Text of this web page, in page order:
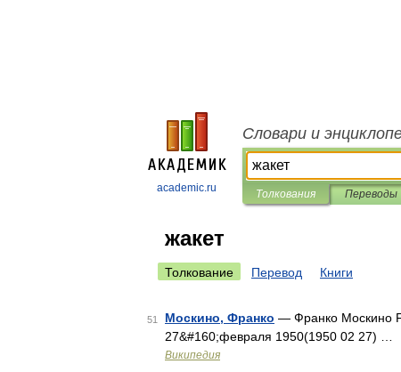
academic.ru
Словари и
Толкования Переводы
жакет
Толкование Перевод Книги
51 Москино, Франко — Франко Москино
27&#160;февраля 1950(1950 02 27) …
Википедия